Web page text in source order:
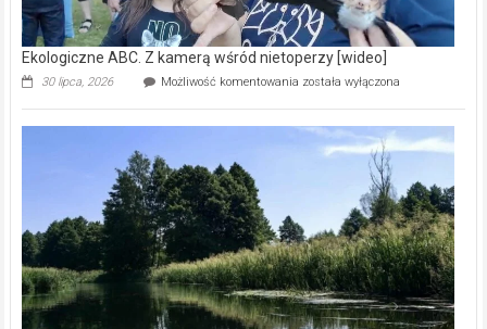
Ekologiczne ABC. Z kamerą wśród nietoperzy [wideo]
30 lipca, 2026 Możliwość komentowania Ekologiczne
kamerą
wśród
została wyłączona